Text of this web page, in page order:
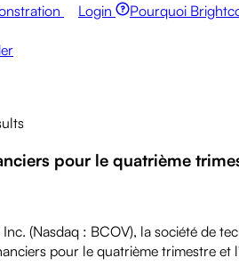
Login
Pourquoi
pour le quatrième
(Nasdaq : BCOV), la société de
pour le quatrième trimestre et